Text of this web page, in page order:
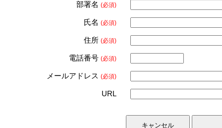
部署名 (必須)
氏名 (必須)
住所 (必須)
電話番号 (必須)
メールアドレス (必須)
URL